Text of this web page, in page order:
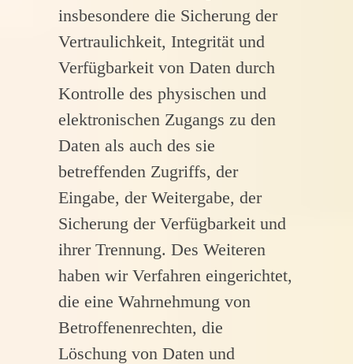
insbesondere die Sicherung der
Vertraulichkeit, Integrität und
Verfügbarkeit von Daten durch
Kontrolle des physischen und
elektronischen Zugangs zu den
Daten als auch des sie
betreffenden Zugriffs, der
Eingabe, der Weitergabe, der
Sicherung der Verfügbarkeit und
ihrer Trennung. Des Weiteren
haben wir Verfahren eingerichtet,
die eine Wahrnehmung von
Betroffenenrechten, die
Löschung von Daten und